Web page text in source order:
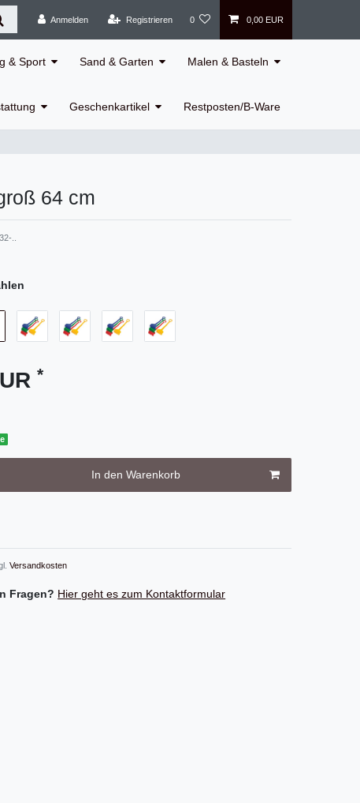
Anmelden
Registrieren 0 0,00 EUR
& Sport Sand & Garten Malen & Basteln
Geschenkartikel Restposten/B-Ware
64 cm
..
*
In den Warenkorb
Versandkosten
Fragen? Hier geht es zum Kontaktformular